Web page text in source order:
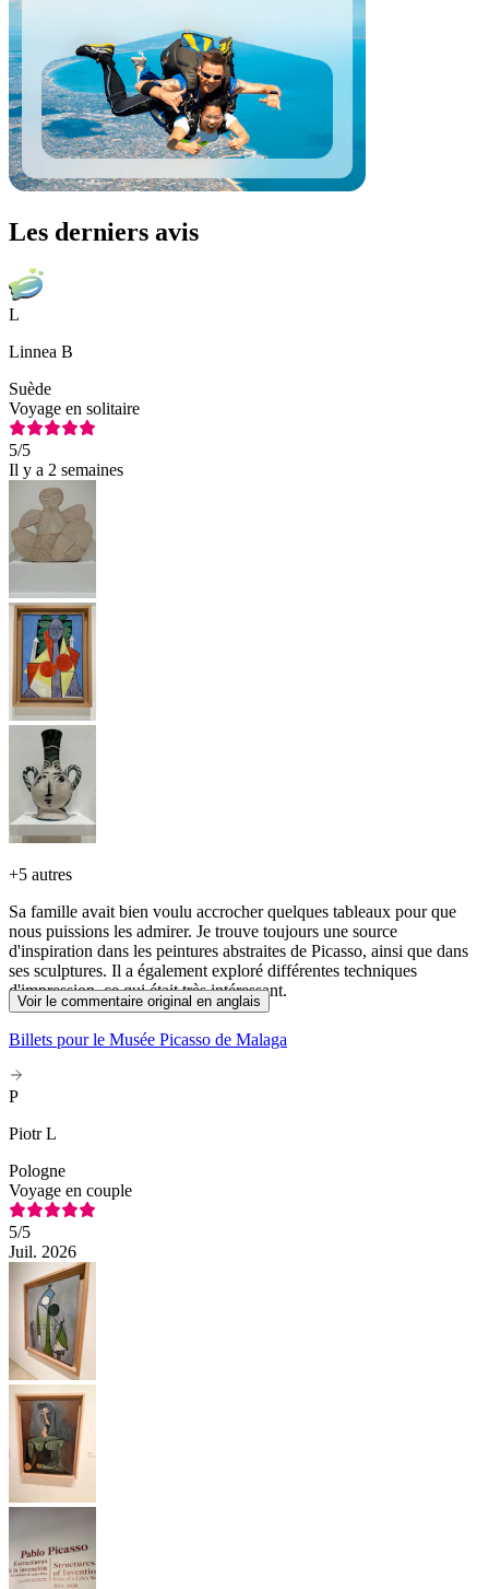
Les derniers avis
L
Linnea B
Suède
Voyage en solitaire
5/5
Il y a 2 semaines
+5 autres
Sa famille avait bien voulu accrocher quelques tableaux pour que
nous puissions les admirer. Je trouve toujours une source
d'inspiration dans les peintures abstraites de Picasso, ainsi que dans
ses sculptures. Il a également exploré différentes techniques
d'impression, ce qui était très intéressant.
Voir le commentaire original en anglais
Billets pour le Musée Picasso de Malaga
P
Piotr L
Pologne
Voyage en couple
5/5
Juil. 2026